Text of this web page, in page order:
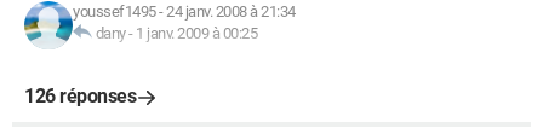
youssef1495-24 janv. 2008 à 21:34
dany- 1 janv. 2009 à 00:25
126 réponses